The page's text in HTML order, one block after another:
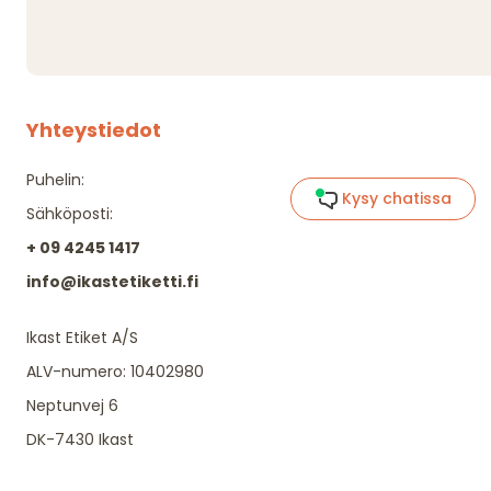
Yhteystiedot
Puhelin:
Sähköposti:
+ 09 4245 1417
info@ikastetiketti.fi
Ikast Etiket A/S
ALV-numero: 10402980
Neptunvej 6
DK-7430 Ikast
Kysy chatissa